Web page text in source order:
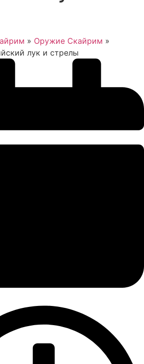
» Оружие Скайрим »
лук и стрелы